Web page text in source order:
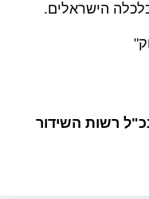
הישראלים.
רשות השידור